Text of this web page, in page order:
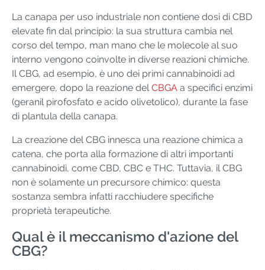
La canapa per uso industriale non contiene dosi di CBD
elevate fin dal principio: la sua struttura cambia nel
corso del tempo, man mano che le molecole al suo
interno vengono coinvolte in diverse reazioni chimiche.
Il CBG, ad esempio, è uno dei primi cannabinoidi ad
emergere, dopo la reazione delCBGA a specifici enzimi
(geranil pirofosfato e acido olivetolico), durante la fase
di plantula della canapa.
La creazione del CBG innesca una reazione chimica a
catena, che porta alla formazione di altri importanti
cannabinoidi, come CBD, CBC e THC. Tuttavia, il CBG
non è solamente un precursore chimico: questa
sostanza sembra infatti racchiudere specifiche
proprietà terapeutiche.
Qual è il meccanismo d'azione del
CBG?